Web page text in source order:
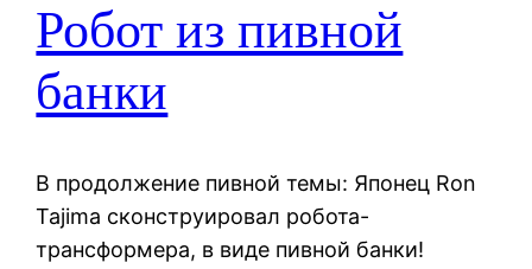
Робот из пивной
банки
В продолжение пивной темы: Японец Ron
Tajima сконструировал робота-
трансформера, в виде пивной банки!